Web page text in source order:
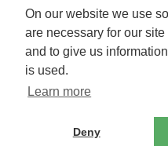
クです。
Android、Google Play および
す。
Windows は Microsoft Inc.の米国
標です。
Adobe、Adobe Reader、Adobe
その他、記載されている会社名、
On our website we use
are necessary for our
and to give us
is used.
Learn more
Deny